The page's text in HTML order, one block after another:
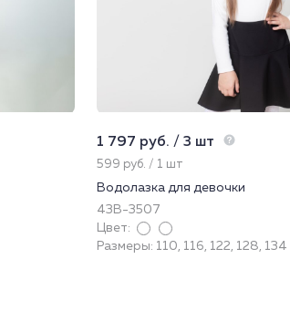
1 797 руб. / 3 шт
599 руб. / 1 шт
Водолазка для девочки
43В-3507
Цвет:
Размеры: 110, 116, 122, 128, 134